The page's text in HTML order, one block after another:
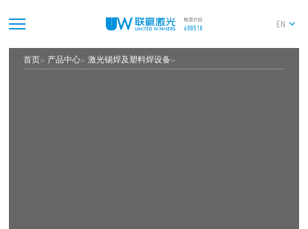
EN
首页 产品中心 激光锡焊及塑料焊设备